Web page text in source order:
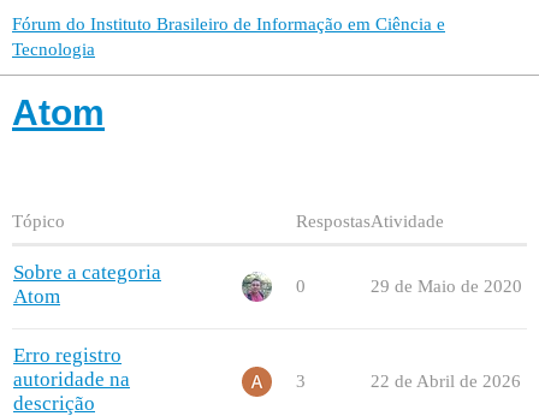
Fórum do Instituto Brasileiro de Informação em Ciência e
Tecnologia
Atom
Tópico RespostasAtividade
Sobre a categoria
Atom
0 29 de Maio de 2020
Erro registro
autoridade na
descrição
3 22 de Abril de 2026